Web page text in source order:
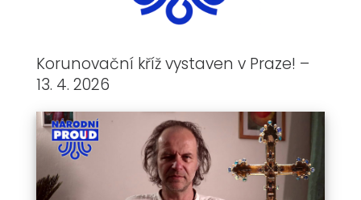
Korunovační kříž vystaven v Praze! –
13. 4. 2026